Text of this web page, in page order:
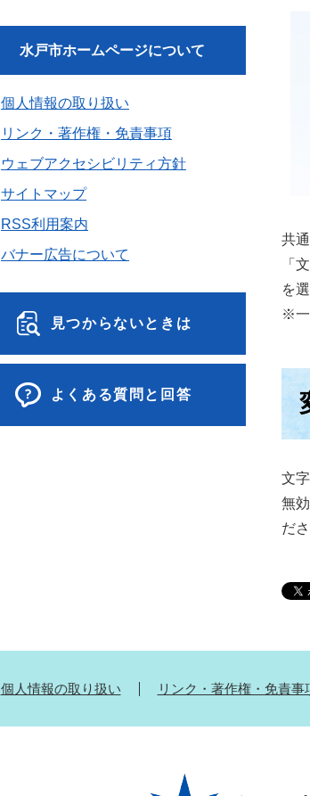
共
「
を
※一
文
無
ださ
水戸市ホームページについて
個人情報の取り扱い
リンク・著作権・免責事項
ウェブアクセシビリティ方針
サイトマップ
RSS利用案内
バナー広告について
見つからないときは
よくある質問と回答
個人情報の取り扱い リンク・著作権・免責事